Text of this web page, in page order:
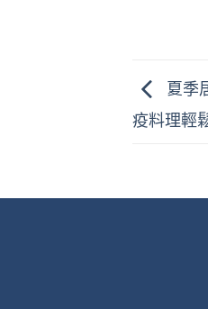
夏季
疫料理輕